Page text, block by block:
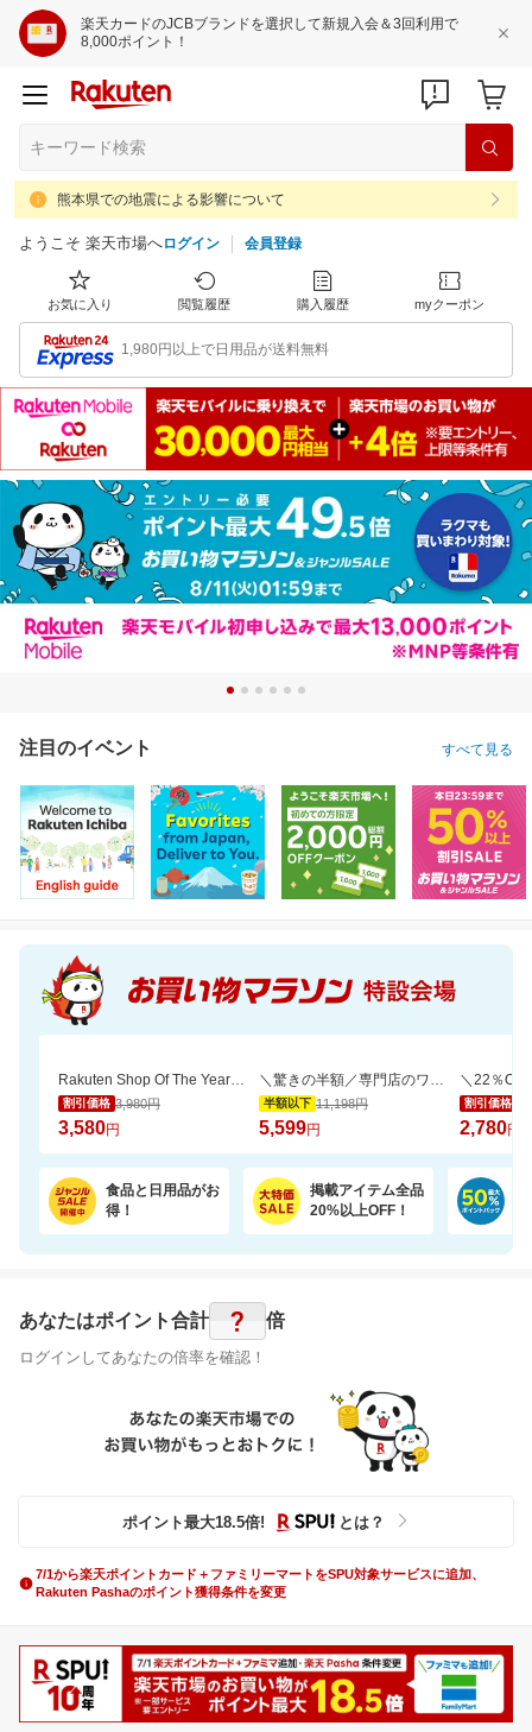
楽天カードのJCBブランドを選択して新規入会＆3回利用で
8,000ポイント！
熊本県での地震による影響について
ようこそ 楽天市場へログイン 会員登録
お気に入り 閲覧履歴 購入履歴 myクーポン
1,980円以上で日用品が送料無料
注目のイベント すべて見る
Rakuten Shop Of The Year 16年連続受賞！お中元や夏ギフトで喜ばれる6種の濃厚アイス
割引価格 3,980円
3,580円
＼驚きの半額／専門店のワンランク上の芳醇な香りと深いコクの金と銀の濃い味珈琲福袋
半額以下 11,198円
5,599円
割引価格
2,780円
食品と日用品がお
得！
掲載アイテム全品
20%以上OFF！
あなたはポイント合計 ? 倍
ログインしてあなたの倍率を確認！
ポイント最大18.5倍! とは？
7/1から楽天ポイントカード＋ファミリーマートをSPU対象サービスに追加、
Rakuten Pashaのポイント獲得条件を変更